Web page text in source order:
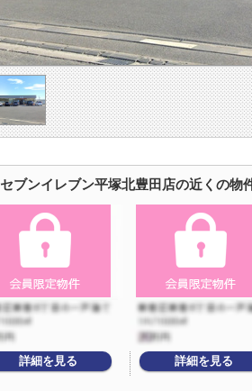
セブンイレブン平塚北豊田店の近くの物
詳細を見る 詳細を見る